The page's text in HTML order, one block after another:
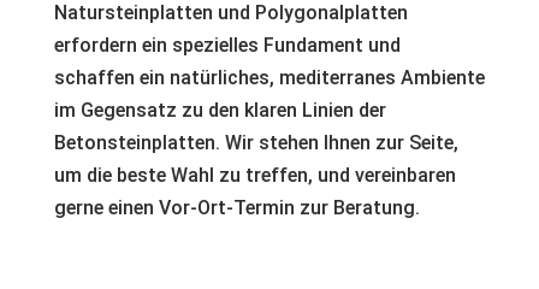
Natursteinplatten und Polygonalplatten
erfordern ein spezielles Fundament und
schaffen ein natürliches, mediterranes Ambiente
im Gegensatz zu den klaren Linien der
Betonsteinplatten. Wir stehen Ihnen zur Seite,
um die beste Wahl zu treffen, und vereinbaren
gerne einen Vor-Ort-Termin zur Beratung.